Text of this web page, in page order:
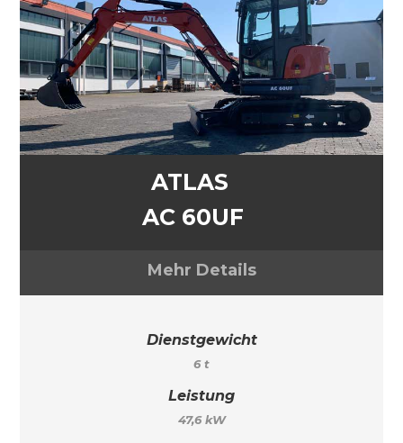
ATLAS
AC 60UF
Mehr Details
Dienstgewicht
6 t
Leistung
47,6 kW